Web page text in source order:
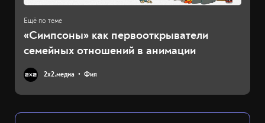
«Симпсоны» как первооткрыватели
семейных отношений в анимации
2х2.медиа Фия